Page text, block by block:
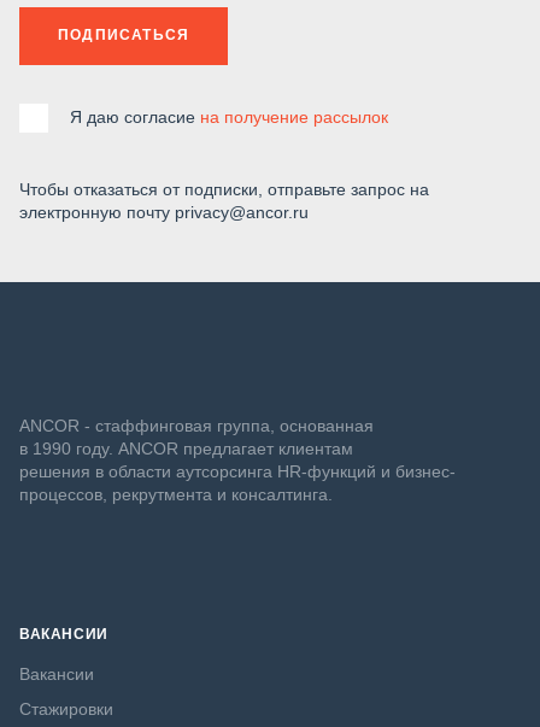
ПОДПИСАТЬСЯ
Я даю согласие на получение рассылок
Чтобы отказаться от подписки, отправьте запрос на
электронную почту privacy@ancor.ru
ANCOR - стаффинговая группа, основанная
в 1990 году. ANCOR предлагает клиентам
решения в области аутсорсинга HR-функций и бизнес-
процессов, рекрутмента и консалтинга.
ВАКАНСИИ
Вакансии
Стажировки